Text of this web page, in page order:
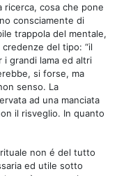
ricerca, cosa che pone
consciamente di
trappola del mentale,
del tipo: “il
i grandi lama ed altri
si forse, ma
senso. La
ad una manciata
il risveglio. In quanto
non é del tutto
ed utile sotto